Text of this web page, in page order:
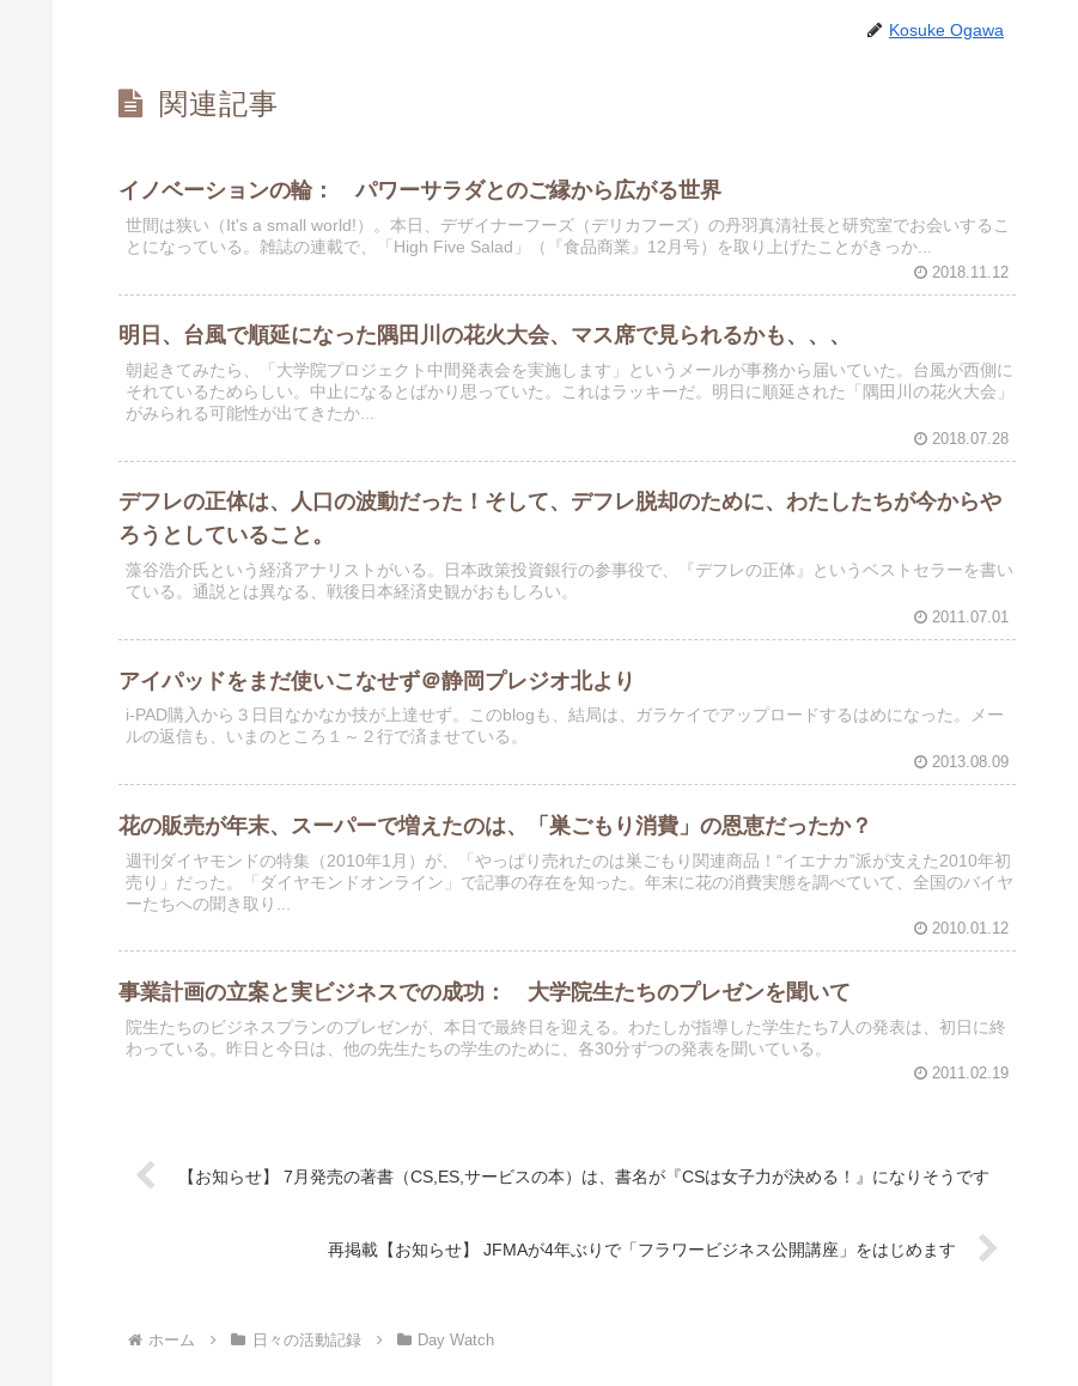
Kosuke Ogawa
関連記事
イノベーションの輪： パワーサラダとのご縁から広がる世界
世間は狭い（It's a small world!）。本日、デザイナーフーズ（デリカフーズ）の丹羽真清社長と研究室でお会いするこ
とになっている。雑誌の連載で、「High Five Salad」（『食品商業』12月号）を取り上げたことがきっか...
2018.11.12
明日、台風で順延になった隅田川の花火大会、マス席で見られるかも、、、
朝起きてみたら、「大学院プロジェクト中間発表会を実施します」というメールが事務から届いていた。台風が西側に
それているためらしい。中止になるとばかり思っていた。これはラッキーだ。明日に順延された「隅田川の花火大会」
がみられる可能性が出てきたか...
2018.07.28
デフレの正体は、人口の波動だった！そして、デフレ脱却のために、わたしたちが今からや
ろうとしていること。
藻谷浩介氏という経済アナリストがいる。日本政策投資銀行の参事役で、『デフレの正体』というベストセラーを書い
ている。通説とは異なる、戦後日本経済史観がおもしろい。
2011.07.01
アイパッドをまだ使いこなせず＠静岡プレジオ北より
i-PAD購入から３日目なかなか技が上達せず。このblogも、結局は、ガラケイでアップロードするはめになった。メー
ルの返信も、いまのところ１～２行で済ませている。
2013.08.09
花の販売が年末、スーパーで増えたのは、「巣ごもり消費」の恩恵だったか？
週刊ダイヤモンドの特集（2010年1月）が、「やっぱり売れたのは巣ごもり関連商品！“イエナカ”派が支えた2010年初
売り」だった。「ダイヤモンドオンライン」で記事の存在を知った。年末に花の消費実態を調べていて、全国のバイヤ
ーたちへの聞き取り...
2010.01.12
事業計画の立案と実ビジネスでの成功： 大学院生たちのプレゼンを聞いて
院生たちのビジネスプランのプレゼンが、本日で最終日を迎える。わたしが指導した学生たち7人の発表は、初日に終
わっている。昨日と今日は、他の先生たちの学生のために、各30分ずつの発表を聞いている。
2011.02.19
【お知らせ】 7月発売の著書（CS,ES,サービスの本）は、書名が『CSは女子力が決める！』になりそうです
再掲載【お知らせ】 JFMAが4年ぶりで「フラワービジネス公開講座」をはじめます
ホーム 日々の活動記録 Day Watch